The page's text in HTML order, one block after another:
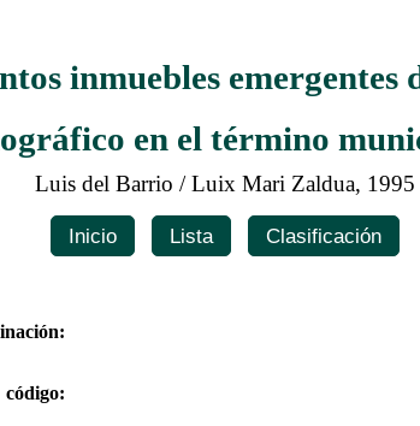
inmuebles emergentes
en el término
Luis del Barrio / Luix Mari Zaldua, 1995
Inicio Lista Clasificación
código: